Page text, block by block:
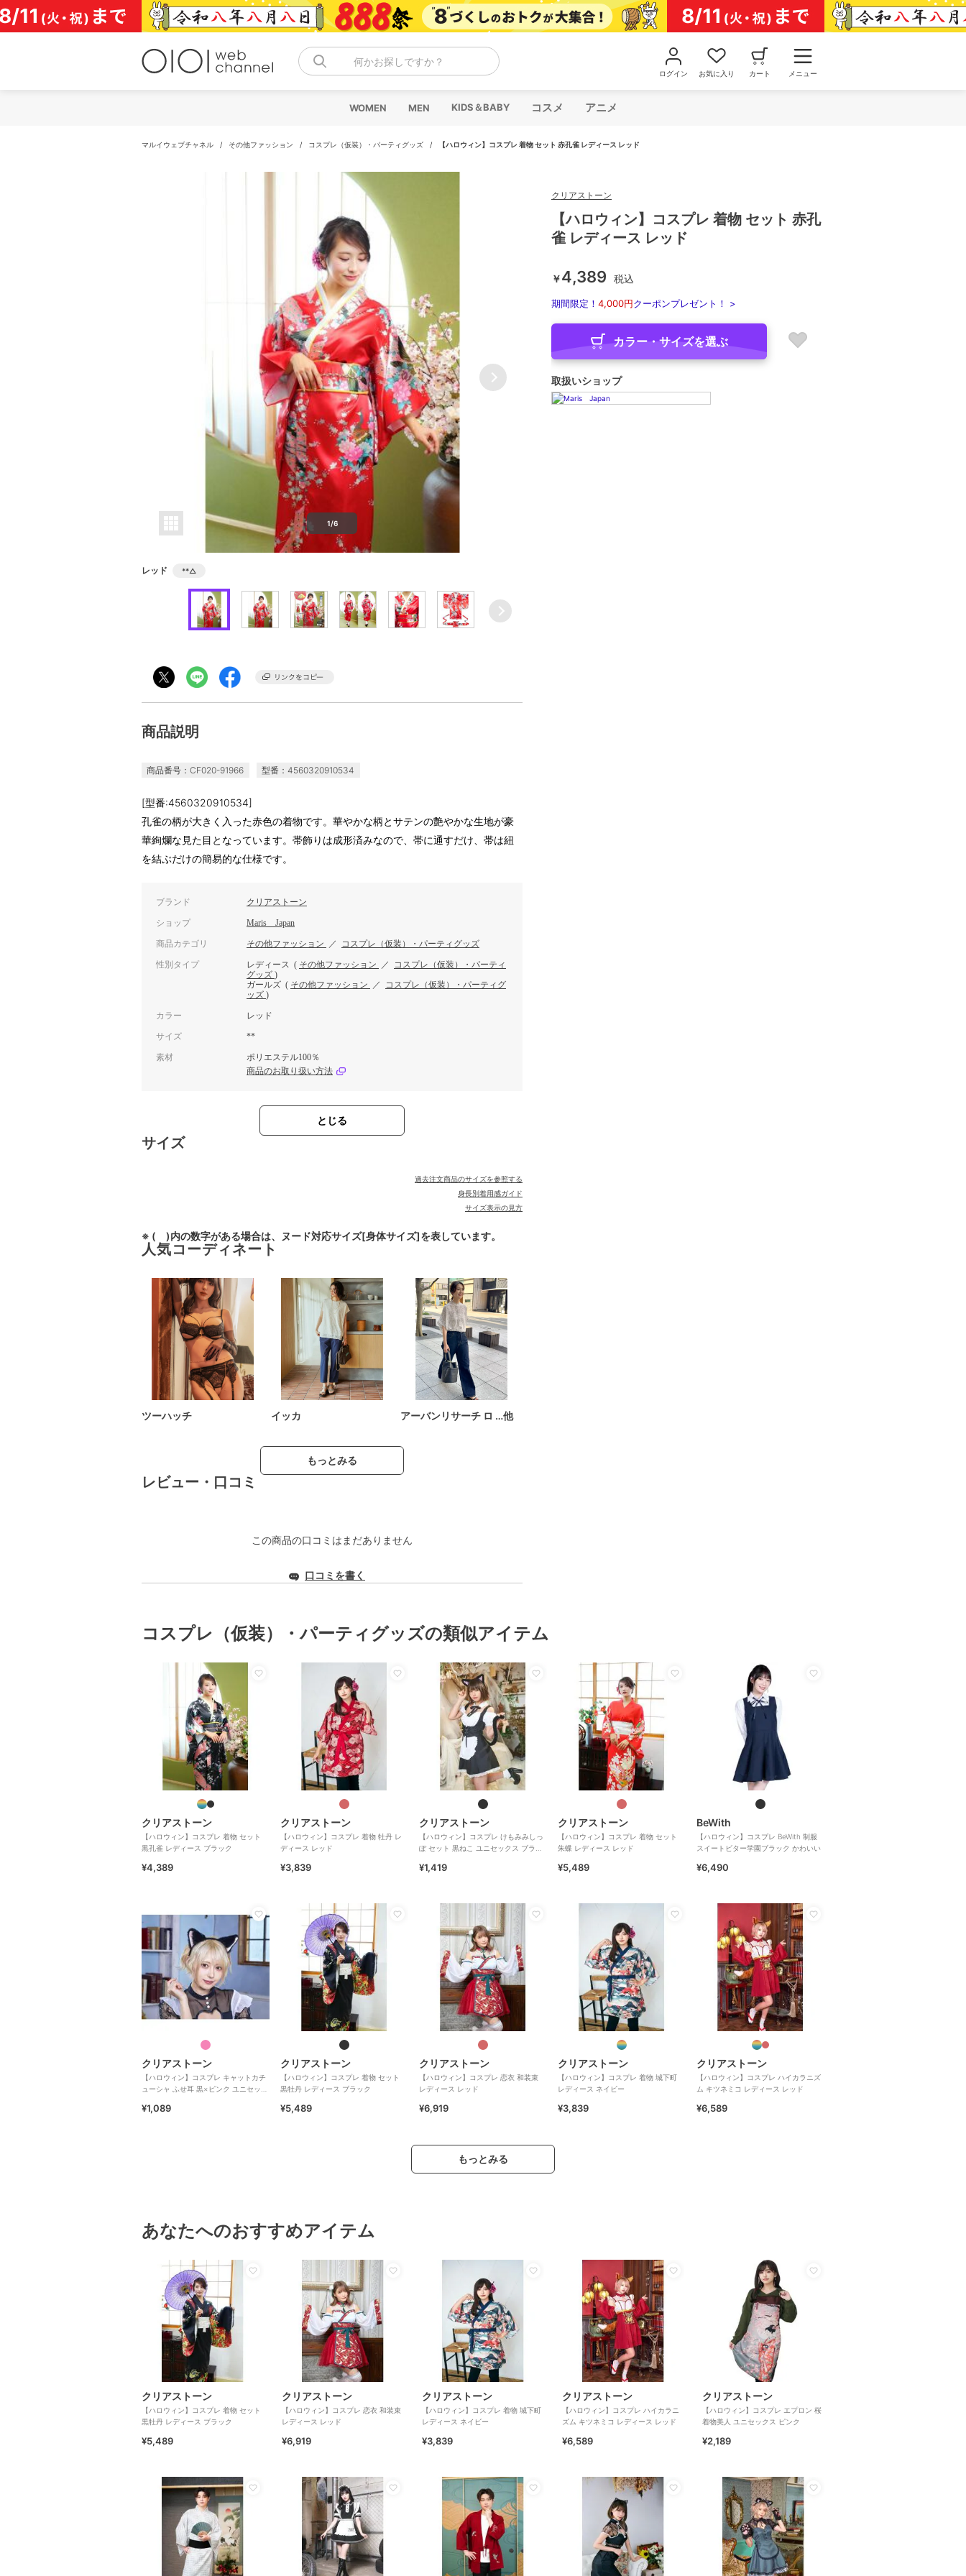
コ
ン
テ
何かお探しですか？
ログイン お気に入り カート メニュー
WOMEN MEN KIDS＆BABY コスメ アニメ
マルイウェブチャネル / その他ファッション / コスプレ（仮装）・パーティグッズ / 【ハロウィン】コスプレ 着物 セット 赤孔雀 レディース レッド
1/6
レッド **△
商品説明
商品番号：CF020-91966 型番：4560320910534
[型番:4560320910534]
孔雀の柄が大きく入った赤色の着物です。華やかな柄とサテンの艶やかな生地が豪
華絢爛な見た目となっています。帯飾りは成形済みなので、帯に通すだけ、帯は紐
を結ぶだけの簡易的な仕様です。
ブランド クリアストーン
ショップ Maris Japan
商品カテゴリ その他ファッション ／ コスプレ（仮装）・パーティグッズ
性別タイプ レディース ( その他ファッション ／ コスプレ（仮装）・パーティ
グッズ )
ガールズ ( その他ファッション ／ コスプレ（仮装）・パーティグ
ッズ )
カラー レッド
サイズ **
素材
ポリエステル100％
商品のお取り扱い方法
とじる
サイズ
過去注文商品のサイズを参照する
身長別着用感ガイド
サイズ表示の見方
※ ( )内の数字がある場合は、ヌード対応サイズ[身体サイズ]を表しています。
人気コーディネート
ツーハッチ イッカ アーバンリサーチ ロ …他
もっとみる
レビュー・口コミ
この商品の口コミはまだありません
口コミを書く
クリアストーン
【ハロウィン】コスプレ 着物 セット 赤孔
雀 レディース レッド
￥4,389 税込
期間限定！ 4,000円クーポンプレゼント！ >
カラー・サイズを選ぶ
取扱いショップ
コスプレ（仮装）・パーティグッズの類似アイテム
クリアストーン
【ハロウィン】コスプレ 着物 セット
黒孔雀 レディース ブラック
¥4,389
クリアストーン
【ハロウィン】コスプレ 着物 牡丹 レ
ディース レッド
¥3,839
クリアストーン
【ハロウィン】コスプレ けもみみしっ
ぽ セット 黒ねこ ユニセックス ブラッ
¥1,419
クリアストーン
【ハロウィン】コスプレ 着物 セット
朱蝶 レディース レッド
¥5,489
BeWith
【ハロウィン】コスプレ BeWith 制服
スイートビター学園ブラック かわいい
¥6,490
クリアストーン
【ハロウィン】コスプレ キャットカチ
ューシャ ふせ耳 黒×ピンク ユニセック
¥1,089
クリアストーン
【ハロウィン】コスプレ 着物 セット
黒牡丹 レディース ブラック
¥5,489
クリアストーン
【ハロウィン】コスプレ 恋衣 和装束
レディース レッド
¥6,919
クリアストーン
【ハロウィン】コスプレ 着物 城下町
レディース ネイビー
¥3,839
クリアストーン
【ハロウィン】コスプレ ハイカラニズ
ム キツネミコ レディース レッド
¥6,589
もっとみる
あなたへのおすすめアイテム
クリアストーン
【ハロウィン】コスプレ 着物 セット
黒牡丹 レディース ブラック
¥5,489
クリアストーン
【ハロウィン】コスプレ 恋衣 和装束
レディース レッド
¥6,919
クリアストーン
【ハロウィン】コスプレ 着物 城下町
レディース ネイビー
¥3,839
クリアストーン
【ハロウィン】コスプレ ハイカラニ
ズム キツネミコ レディース レッド
¥6,589
クリアストーン
【ハロウィン】コスプレ エプロン 桜
着物美人 ユニセックス ピンク
¥2,189